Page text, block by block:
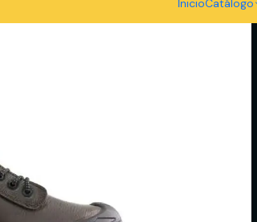
InicioCatálogo